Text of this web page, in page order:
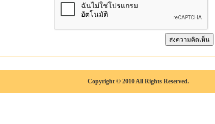
Copyright © 2010 All Rights Reserved.